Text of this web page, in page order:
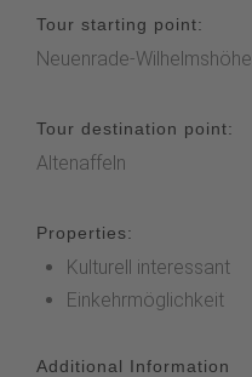
Tour starting point:
Neuenrade-Wilhelmshöhe
Tour destination point:
Altenaffeln
Properties:
Kulturell interessant
Einkehrmöglichkeit
Additional Information